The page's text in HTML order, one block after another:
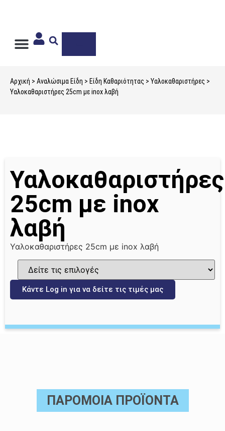
Αρχική > Αναλώσιμα Είδη > Είδη Καθαριότητας > Υαλοκαθαριστήρες >
Υαλοκαθαριστήρες 25cm με inox λαβή
Υαλοκαθαριστήρες
25cm με inox
λαβή
Υαλοκαθαριστήρες 25cm με inox λαβή
Κάντε Log in για να δείτε τις τιμές μας
ΠΑΡΟΜΟΙΑ ΠΡΟΪΟΝΤΑ